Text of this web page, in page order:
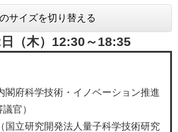
サイズを切り替える
（木） 12:30～18:35
閣府科学技術・イノベーション推進
官）
国立研究開発法人量子科学技術研究